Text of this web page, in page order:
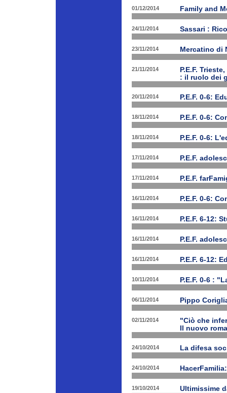
01/12/2014 Family and
24/11/2014 Sassari :
23/11/2014 Mercatino di
21/11/2014
P.E.F.
: il ruolo dei
20/11/2014 P.E.F. 0-6:
18/11/2014 P.E.F. 0-6:
18/11/2014 P.E.F. 0-6:
17/11/2014 P.E.F.
17/11/2014 P.E.F.
16/11/2014 P.E.F. 0-6:
16/11/2014 P.E.F. 6-12:
16/11/2014 P.E.F.
16/11/2014 P.E.F. 6-12:
10/11/2014 P.E.F. 0-6 :
06/11/2014 Pippo
02/11/2014
"Ciò che
Il nuovo
24/10/2014 La difesa
24/10/2014
19/10/2014 Ultimissime